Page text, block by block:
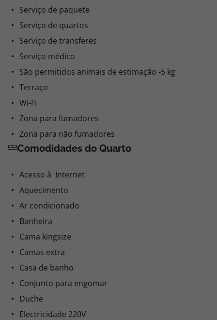
Serviço de paquete
Serviço de quartos
Serviço de transferes
Serviço médico
São permitidos animais de estimação -5 kg
Terraço
Wi-Fi
Zona para fumadores
Zona para não fumadores
Comodidades do Quarto
Acesso à Internet
Aquecimento
Ar condicionado
Banheira
Cama kingsize
Camas extra
Casa de banho
Conjunto para engomar
Duche
Electricidade 220V